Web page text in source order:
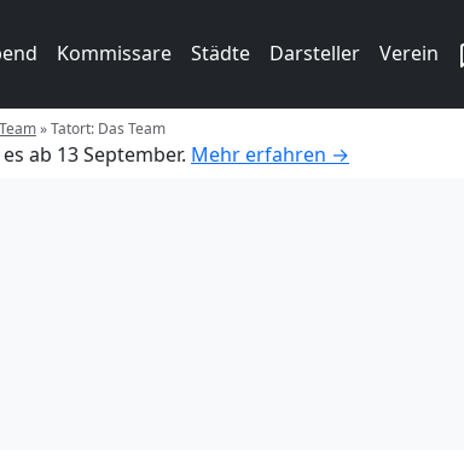
Kommissare Städte Darsteller Verein
»Tatort: Das Team
ab 13 September. Mehr erfahren →